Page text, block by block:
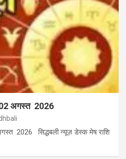
02 अगस्त 2026
2026 सिद्धबली न्यूज़ डेस्क मेष राशि